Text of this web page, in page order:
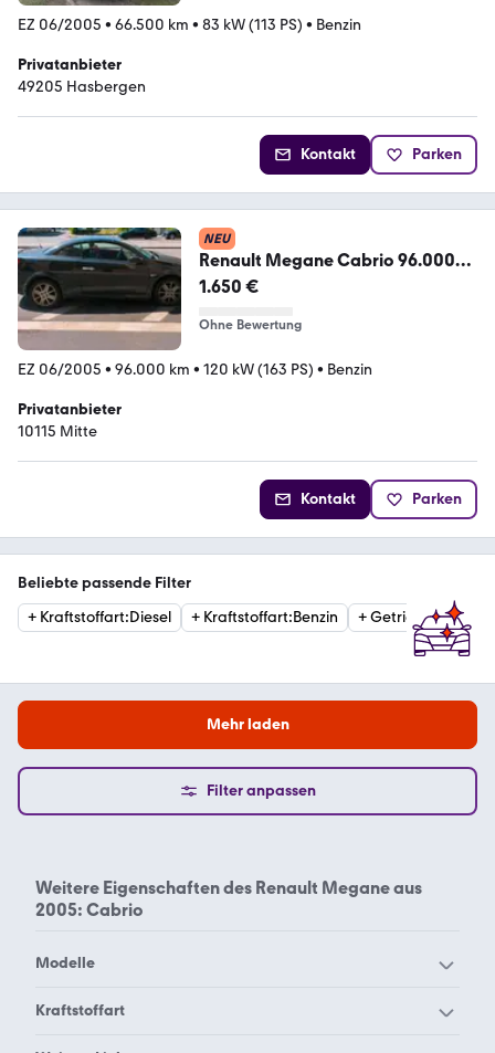
EZ 06/2005 • 66.500 km • 83 kW (113 PS) • Benzin
Privatanbieter
49205 Hasbergen
Kontakt Parken
NEU
Renault Megane Cabrio 96.000
km
1.650 €
Ohne Bewertung
EZ 06/2005 • 96.000 km • 120 kW (163 PS) • Benzin
Privatanbieter
10115 Mitte
Kontakt Parken
Beliebte passende Filter
+ Kraftstoffart:Diesel + Kraftstoffart:Benzin +Getriebe:
Mehr laden
Filter anpassen
Weitere Eigenschaften des Renault Megane aus
2005: Cabrio
Modelle
Renault Alaskan
Kraftstoffart